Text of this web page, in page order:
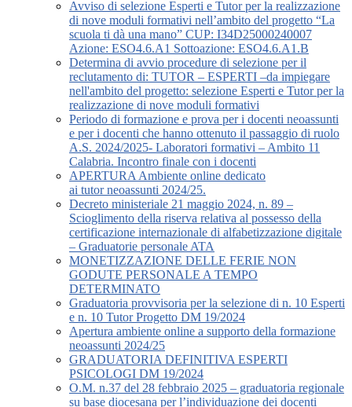
Avviso di selezione Esperti e Tutor per la realizzazione
di nove moduli formativi nell’ambito del progetto “La
scuola ti dà una mano” CUP: I34D25000240007
Azione: ESO4.6.A1 Sottoazione: ESO4.6.A1.B
Determina di avvio procedure di selezione per il
reclutamento di: TUTOR – ESPERTI –da impiegare
nell'ambito del progetto: selezione Esperti e Tutor per la
realizzazione di nove moduli formativi
Periodo di formazione e prova per i docenti neoassunti
e per i docenti che hanno ottenuto il passaggio di ruolo
A.S. 2024/2025- Laboratori formativi – Ambito 11
Calabria. Incontro finale con i docenti
APERTURA Ambiente online dedicato
ai tutor neoassunti 2024/25.
Decreto ministeriale 21 maggio 2024, n. 89 –
Scioglimento della riserva relativa al possesso della
certificazione internazionale di alfabetizzazione digitale
– Graduatorie personale ATA
MONETIZZAZIONE DELLE FERIE NON
GODUTE PERSONALE A TEMPO
DETERMINATO
Graduatoria provvisoria per la selezione di n. 10 Esperti
e n. 10 Tutor Progetto DM 19/2024
Apertura ambiente online a supporto della formazione
neoassunti 2024/25
GRADUATORIA DEFINITIVA ESPERTI
PSICOLOGI DM 19/2024
O.M. n.37 del 28 febbraio 2025 – graduatoria regionale
su base diocesana per l’individuazione dei docenti